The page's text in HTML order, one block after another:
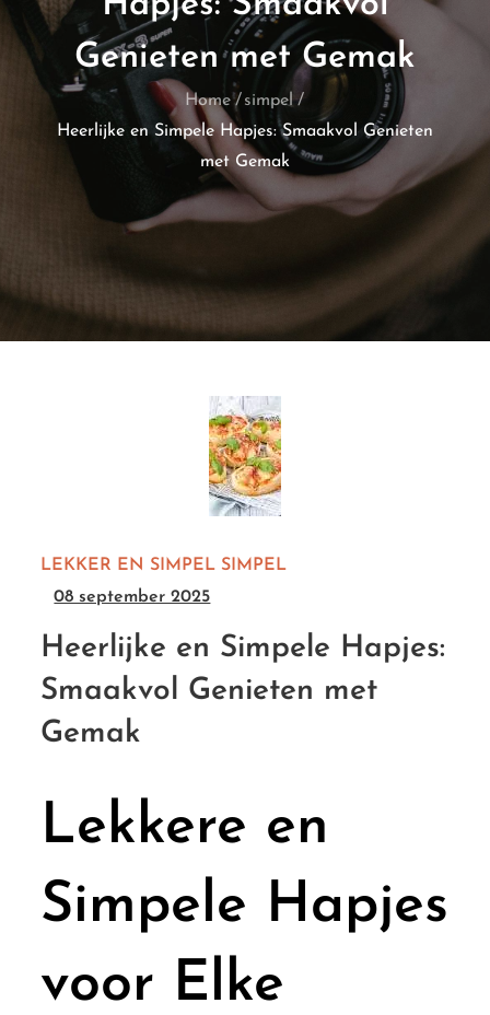
Genieten met Gemak
Home
simpel
Heerlijke en Simpele Hapjes: Smaakvol Genieten
met Gemak
LEKKER EN SIMPEL SIMPEL
08 september 2025
Heerlijke en Simpele Hapjes:
Smaakvol Genieten met
Gemak
Lekkere en
Simpele Hapjes
voor Elke